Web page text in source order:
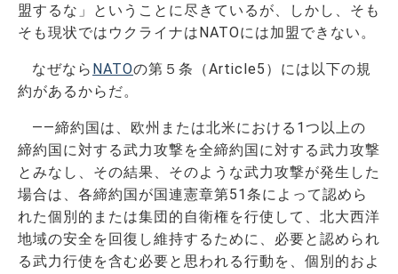
盟するな」ということに尽きているが、しかし、そも
そも現状ではウクライナはNATOには加盟できない。
なぜなら NATOの第５条（Article5）には以下の規
約があるからだ。
――締約国は、欧州または北米における1つ以上の
締約国に対する武力攻撃を全締約国に対する武力攻撃
とみなし、その結果、そのような武力攻撃が発生した
場合は、各締約国が国連憲章第51条によって認めら
れた個別的または集団的自衛権を行使して、北大西洋
地域の安全を回復し維持するために、必要と認められ
る武力行使を含む必要と思われる行動を、個別的およ